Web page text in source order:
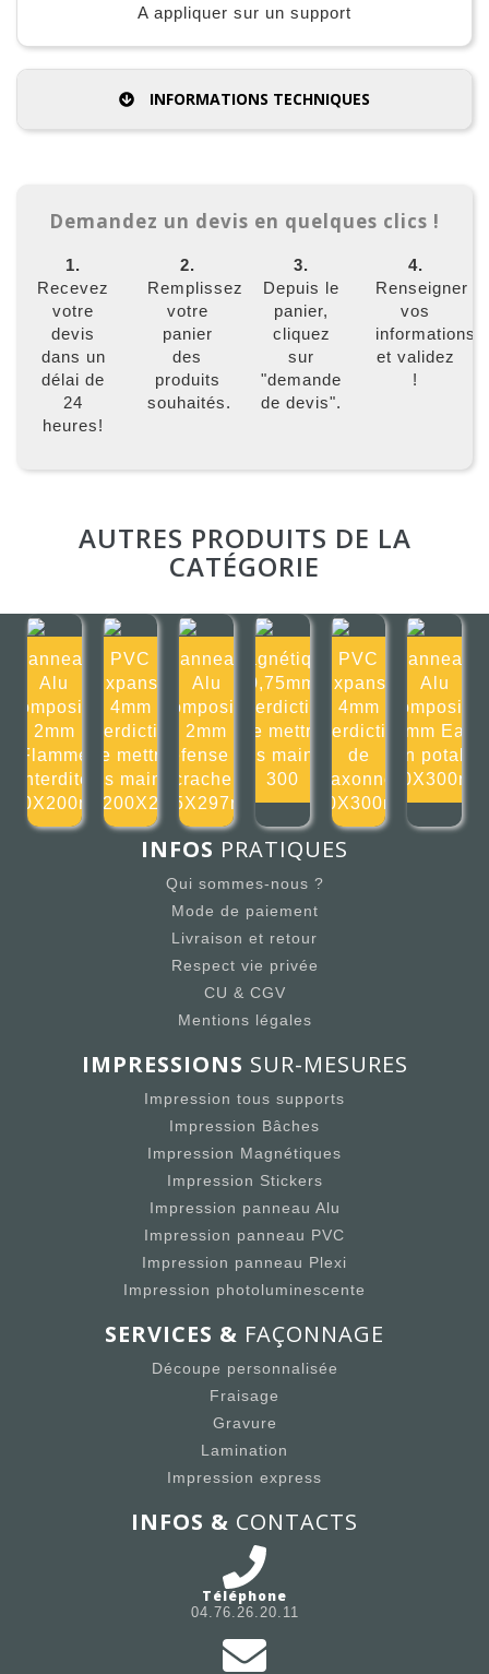
A appliquer sur un support
INFORMATIONS TECHNIQUES
Demandez un devis en quelques clics !
1.
Recevez
votre
devis
dans un
délai de
24
heures!
2.
Remplissez
votre
panier
des
produits
souhaités.
3.
Depuis le
panier,
cliquez
sur
"demande
de devis".
4.
Renseigner
vos
informations
et validez
!
AUTRES PRODUITS DE LA
CATÉGORIE
Panneau
Alu
composite
2mm
Flamme
interdite
200X200mm
PVC
Expansé
4mm
Interdiction
de mettre
les mains
200X2
Panneau
Alu
composite
2mm
Défense de
cracher
105X297mm
Magnétique
0,75mm
Interdiction
de mettre
les mains
300
PVC
Expansé
4mm
Interdiction
de
klaxonner
300X300mm
Panneau
Alu
composite
2mm Eau
non potable
300X300mm
INFOS PRATIQUES
Qui sommes-nous ?
Mode de paiement
Livraison et retour
Respect vie privée
CU & CGV
Mentions légales
IMPRESSIONS SUR-MESURES
Impression tous supports
Impression Bâches
Impression Magnétiques
Impression Stickers
Impression panneau Alu
Impression panneau PVC
Impression panneau Plexi
Impression photoluminescente
SERVICES & FAÇONNAGE
Découpe personnalisée
Fraisage
Gravure
Lamination
Impression express
INFOS & CONTACTS
Téléphone
04.76.26.20.11